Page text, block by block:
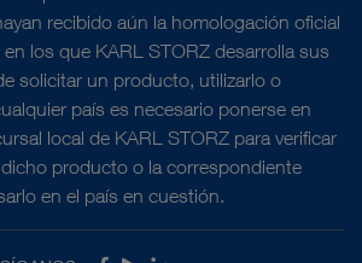
recibido aún la homologación oficial
los que KARL STORZ desarrolla sus
solicitar un producto, utilizarlo o
país es necesario ponerse en
local de KARL STORZ para verificar
producto o la correspondiente
en el país en cuestión.